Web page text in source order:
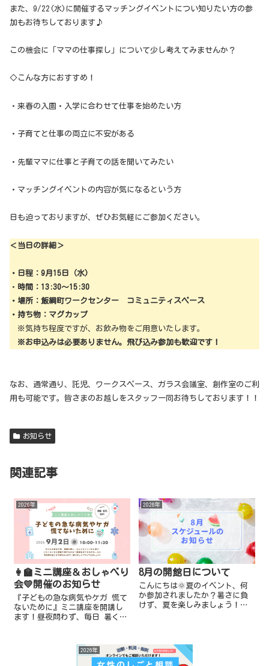
また、9/22(水)に開催するマッチングイベントについ知りたい方の参
加もお待ちしております♪
この機会に「ママの仕事探し」について少し考えてみませんか？
◇こんな方におすすめ！
・来春の入園・入学に合わせて仕事を始めたい方
・子育てと仕事の両立に不安がある
・先輩ママに仕事と子育ての話を聞いてみたい
・マッチングイベントの内容が気になるという方
日も迫っておりますが、ぜひお気軽にご参加ください。
＜当日の詳細＞
・日程：9月15日（水)
・ 時間：13:30～15:30
・場所：飯綱町ワークセンター コミュニティスペース
・持ち物：マグカップ
※気持ち程度ですが、お飲み物をご用意いたします。
※お申込みは必要ありません。飛び込み参加も歓迎です！
なお、通常通り、託児、ワークスペース、ガラス会議室、創作室のご利
用も可能です。皆さまのお越しをスタッフ一同お待ちしております！！
お知らせ
関連記事
2026年
👩‍🏫ミニ講座＆おしゃべり
会💛開催のお知らせ
『子どもの急な病気やケガ 慌て
ないために』ミニ講座を開講し
ます！昼夜問わず、毎日 暑くて
う子どもの様子に、集団生活ど
うしよう😥受診する？これくら
2026年
8月の開館日について
こんにちは🌞夏のイベント、何
か参加されましたか？暑さに負
けず、夏を楽しみましょう！ｉ
日(水)～8月14日(金)、8月...
2026年